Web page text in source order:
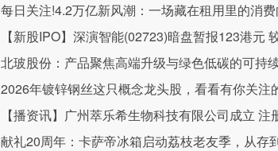
每日关注!4.2万亿新风潮：一场藏在租用里的消
【新股IPO】深演智能(02723)暗盘暂报123港元
北玻股份：产品聚焦高端升级与绿色低碳的可持
2026年镀锌钢丝这只概念龙头股，看看有你关注
【播资讯】广州萃乐希生物科技有限公司成立
献礼20周年：卡萨帝冰箱启动荔枝老友季，从存